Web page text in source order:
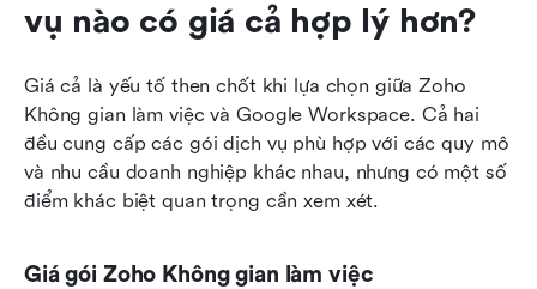
vụ nào có giá cả hợp lý hơn?
Giá cả là yếu tố then chốt khi lựa chọn giữa Zoho
Không gian làm việc và Google Workspace. Cả hai
đều cung cấp các gói dịch vụ phù hợp với các quy mô
và nhu cầu doanh nghiệp khác nhau, nhưng có một số
điểm khác biệt quan trọng cần xem xét.
Giá gói Zoho Không gian làm việc